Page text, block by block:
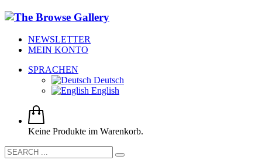
NEWSLETTER
MEIN KONTO
SPRACHEN
Deutsch
English
Keine Produkte im Warenkorb.